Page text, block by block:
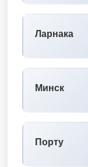
Ларнака
Минск
Порту